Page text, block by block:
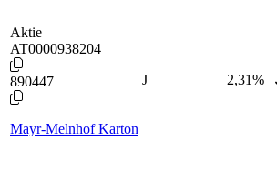
Aktie
AT0000938204
890447
Mayr-Melnhof Karton
J 2,31%